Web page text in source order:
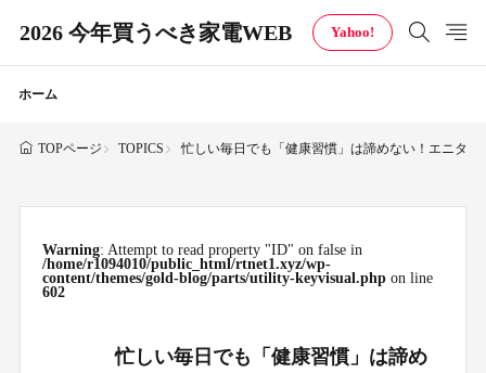
2026 今年買うべき家電WEB Yahoo!
ホーム
TOPページ TOPICS 忙しい毎日でも「健康習慣」は諦めない！エニタ
Warning: Attempt to read property "ID" on false in
/home/r1094010/public_html/rtnet1.xyz/wp-
content/themes/gold-blog/parts/utility-keyvisual.phpon line
602
忙しい毎日でも「健康習慣」は諦め